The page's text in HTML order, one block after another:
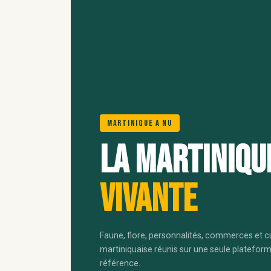
Martinique A Nu
La
vivante
Faune, flore, personnalités, commerces et
martiniquaise réunis sur une seule
référence.